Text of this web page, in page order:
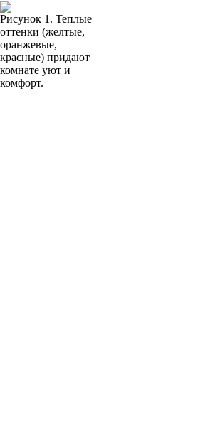
Рисунок 1. Теплые
оттенки (желтые,
оранжевые,
красные) придают
комнате уют и
комфорт.